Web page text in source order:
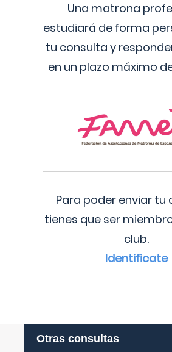
Una matrona
estudiará de forma
tu consulta y
en un plazo máximo
Para poder enviar tu
tienes que ser miembro
club.
Identificate
Otras consultas